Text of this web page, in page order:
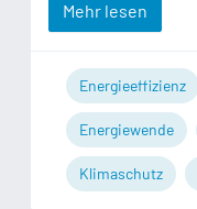
Mehr lesen
Energieeffizienz
Energiewende
Klimaschutz